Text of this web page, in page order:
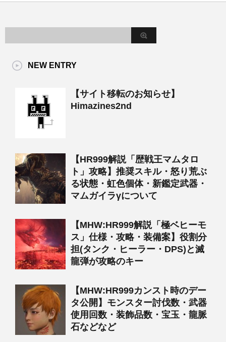
NEW ENTRY
【サイト移転のお知らせ】
Himazines2nd
【HR999解説「歴戦王マムタロ
ト」攻略】推奨スキル・怒り荒ぶ
る状態・虹色個体・新鑑定武器・
マムガイラγについて
【MHW:HR999解説「極ベヒーモ
ス」仕様・攻略・装備案】役割分
担(タンク・ヒーラー・DPS)と滅
龍弾が攻略のキー
【MHW:HR999カンスト時のデー
タ公開】モンスター討伐数・武器
使用回数・装飾品数・宝玉・龍脈
石などなど